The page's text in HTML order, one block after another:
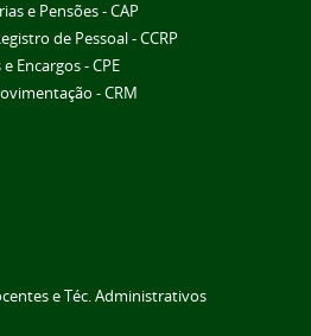
e Pensões - CAP
de Pessoal - CCRP
Encargos - CPE
- CRM
e Téc. Administrativos